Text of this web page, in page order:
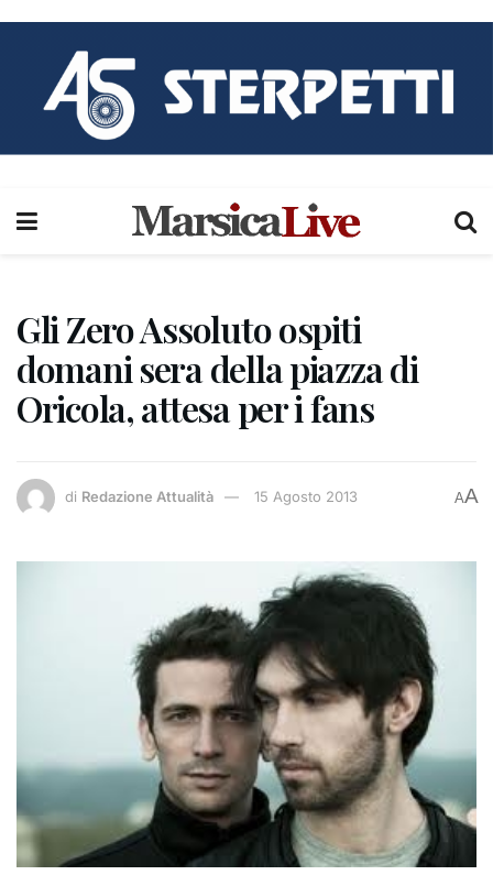
Gli Zero Assoluto ospiti
domani sera della piazza di
Oricola, attesa per i fans
di Redazione Attualità 15 Agosto 2013 AA